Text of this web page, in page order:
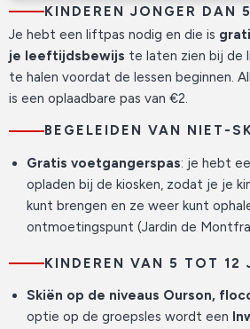
KINDEREN JONGER DAN
Je hebt een liftpas nodig en die is
je leeftijdsbewijs te laten zien bij de
te halen voordat de lessen beginnen.
is een oplaadbare pas van €2.
BEGELEIDEN VAN NIET-
Gratis voetgangerspas: je hebt
opladen bij de kiosken, zodat je je
kunt brengen en ze weer kunt
ontmoetingspunt (Jardin de
KINDEREN VAN 5 TOT 12
Skiën op de niveaus Ourson,
optie op de groepsles wordt een